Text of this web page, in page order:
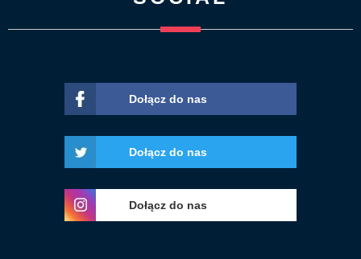
Dołącz do nas
Dołącz do nas
Dołącz do nas